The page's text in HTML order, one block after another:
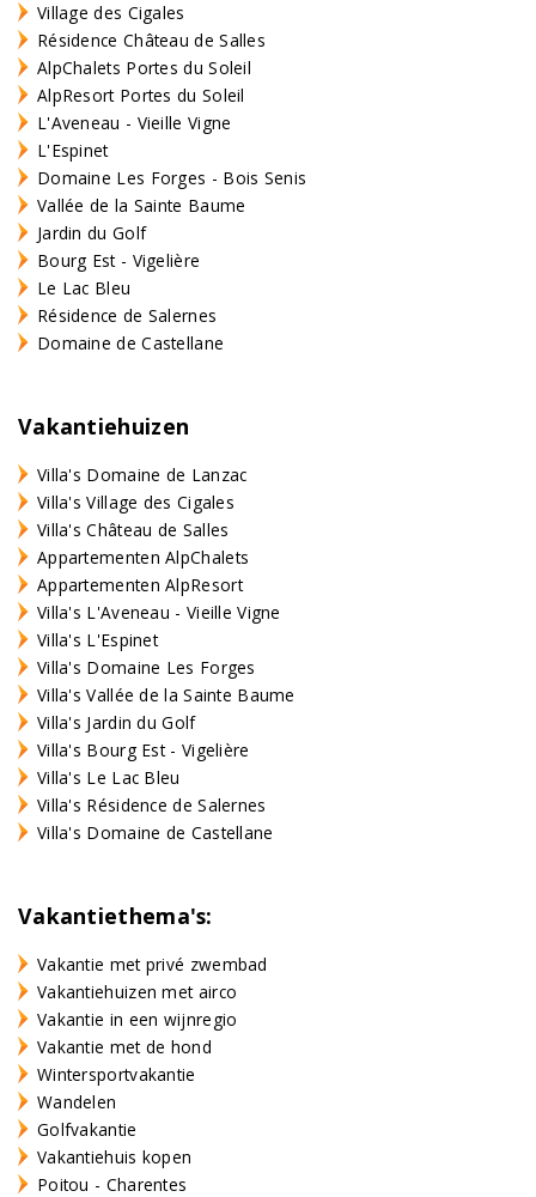
Village des Cigales
Résidence Château de Salles
AlpChalets Portes du Soleil
AlpResort Portes du Soleil
L'Aveneau - Vieille Vigne
L'Espinet
Domaine Les Forges - Bois Senis
Vallée de la Sainte Baume
Jardin du Golf
Bourg Est - Vigelière
Le Lac Bleu
Résidence de Salernes
Domaine de Castellane
Vakantiehuizen
Villa's Domaine de Lanzac
Villa's Village des Cigales
Villa's Château de Salles
Appartementen AlpChalets
Appartementen AlpResort
Villa's L'Aveneau - Vieille Vigne
Villa's L'Espinet
Villa's Domaine Les Forges
Villa's Vallée de la Sainte Baume
Villa's Jardin du Golf
Villa's Bourg Est - Vigelière
Villa's Le Lac Bleu
Villa's Résidence de Salernes
Villa's Domaine de Castellane
Vakantiethema's:
Vakantie met privé zwembad
Vakantiehuizen met airco
Vakantie in een wijnregio
Vakantie met de hond
Wintersportvakantie
Wandelen
Golfvakantie
Vakantiehuis kopen
Poitou - Charentes